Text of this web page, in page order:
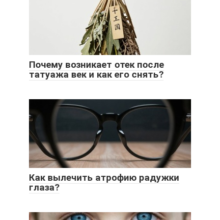
Почему возникает отек после
татуажа век и как его снять?
Как вылечить атрофию радужки
глаза?